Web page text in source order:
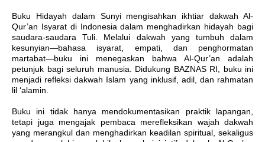
Buku Hidayah dalam Sunyi mengisahkan ikhtiar dakwah Al-
Qur’an Isyarat di Indonesia dalam menghadirkan hidayah bagi
saudara-saudara Tuli. Melalui dakwah yang tumbuh dalam
kesunyian—bahasa isyarat, empati, dan penghormatan
martabat—buku ini menegaskan bahwa Al-Qur’an adalah
petunjuk bagi seluruh manusia. Didukung BAZNAS RI, buku ini
menjadi refleksi dakwah Islam yang inklusif, adil, dan rahmatan
lil ‘alamin.
Buku ini tidak hanya mendokumentasikan praktik lapangan,
tetapi juga mengajak pembaca merefleksikan wajah dakwah
yang merangkul dan menghadirkan keadilan spiritual, sekaligus